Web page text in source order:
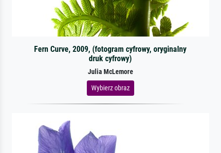
Fern Curve, 2009, (fotogram cyfrowy, oryginalny
druk cyfrowy)
Julia McLemore
Wybierz obraz